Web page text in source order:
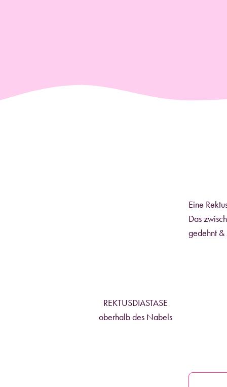
Eine
Das
gedehnt &
REKTUSDIASTASE
oberhalb des Nabels